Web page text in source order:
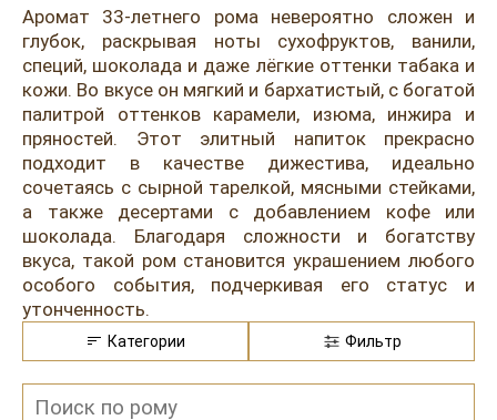
Испанские вина
Саке
Пиво
Аромат 33-летнего рома невероятно сложен и
глубок, раскрывая ноты сухофруктов, ванили,
специй, шоколада и даже лёгкие оттенки табака и
кожи. Во вкусе он мягкий и бархатистый, с богатой
палитрой оттенков карамели, изюма, инжира и
пряностей. Этот элитный напиток прекрасно
подходит в качестве дижестива, идеально
сочетаясь с сырной тарелкой, мясными стейками,
а также десертами с добавлением кофе или
шоколада. Благодаря сложности и богатству
вкуса, такой ром становится украшением любого
особого события, подчеркивая его статус и
утонченность.
Категории Фильтр